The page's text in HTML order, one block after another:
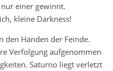
einer gewinnt.
kleine Darkness!
den Händen der Feinde.
Verfolgung aufgenommen
Saturno liegt verletzt